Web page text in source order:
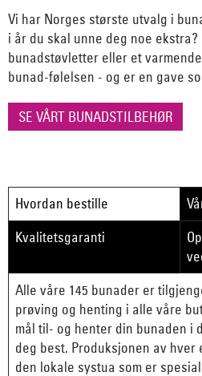
Vi har Norges største utvalg i
i år du skal unne deg noe
bunadstøvletter eller et
bunad-følelsen - og er en gave
SE VÅRT BUNADSTILBEHØR
Hvordan bestille
Kvalitetsgaranti
Alle våre 145 bunader er
prøving og henting i alle våre
mål til- og henter din bunaden i
deg best. Produksjonen av hver
den lokale systua som er